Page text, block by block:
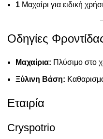
1 Μαχαίρι για ειδική
Οδηγίες
Μαχαίρια: Πλύσιμο στο
Ξύλινη Βάση:
Εταιρία
Cryspotrio